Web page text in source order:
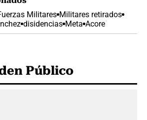
Militares Militares retirados
disidencias Meta Acore
Público